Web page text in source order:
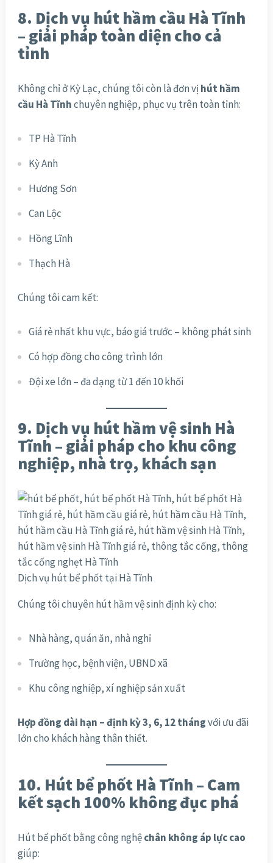
8. Dịch vụ hút hầm cầu Hà Tĩnh
– giải pháp toàn diện cho cả
tỉnh
Không chỉ ở Kỳ Lạc, chúng tôi còn là đơn vị hút hầm
cầu Hà Tĩnhchuyên nghiệp, phục vụ trên toàn tỉnh:
TP Hà Tĩnh
Kỳ Anh
Hương Sơn
Can Lộc
Hồng Lĩnh
Thạch Hà
Chúng tôi cam kết:
Giá rẻ nhất khu vực, báo giá trước – không phát sinh
Có hợp đồng cho công trình lớn
Đội xe lớn – đa dạng từ 1 đến 10 khối
9. Dịch vụ hút hầm vệ sinh Hà
Tĩnh – giải pháp cho khu công
nghiệp, nhà trọ, khách sạn
Dịch vụ hút bể phốt tại Hà Tĩnh
Chúng tôi chuyên hút hầm vệ sinh định kỳ cho:
Nhà hàng, quán ăn, nhà nghỉ
Trường học, bệnh viện, UBND xã
Khu công nghiệp, xí nghiệp sản xuất
Hợp đồng dài hạn – định kỳ 3, 6, 12 thángvới ưu đãi
lớn cho khách hàng thân thiết.
10. Hút bể phốt Hà Tĩnh – Cam
kết sạch 100% không đục phá
Hút bể phốt bằng công nghệchân không áp lực cao
giúp: